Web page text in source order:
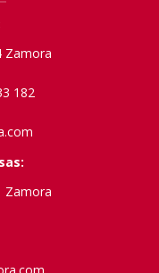
Zamora
182
Zamora